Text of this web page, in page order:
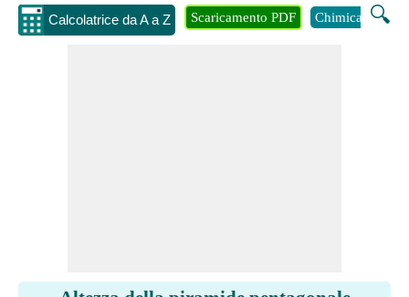
Calcolatrice da A a Z 🔍
Scaricamento PDF Chimica